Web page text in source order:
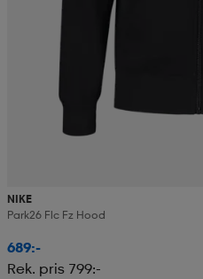
NIKE
Park26 Flc Fz Hood
689:-
Rek. pris 799:-